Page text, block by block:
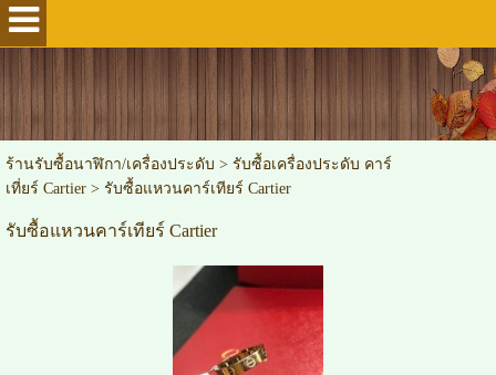
ร้านรับซื้อนาฬิกา/เครื่องประดับ > รับซื้อเครื่องประดับ คาร์
เที่ยร์ Cartier> รับซื้อแหวนคาร์เทียร์ Cartier
รับซื้อแหวนคาร์เทียร์ Cartier